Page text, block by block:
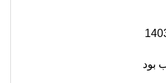
بود